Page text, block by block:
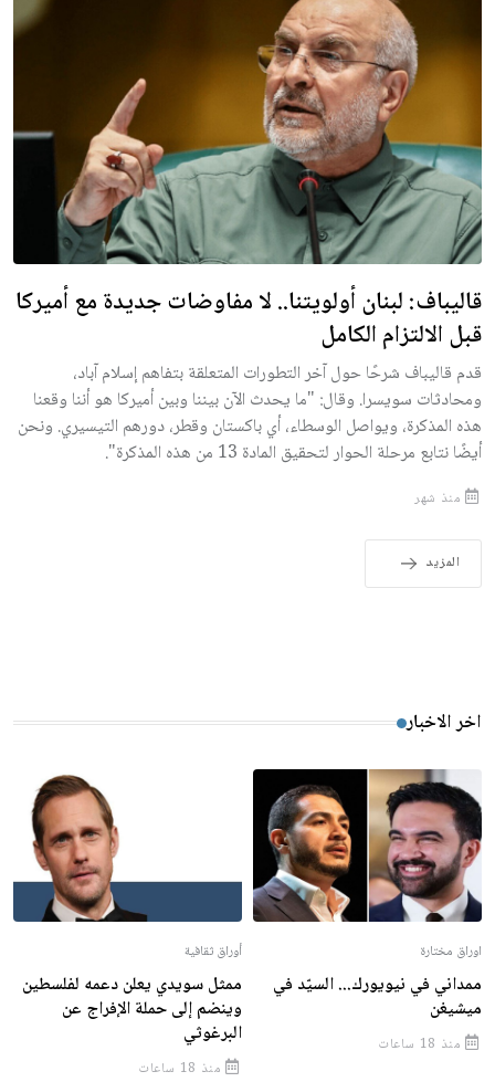
قاليباف: لبنان أولويتنا.. لا مفاوضات جديدة مع أميركا
قبل الالتزام الكامل
قدم قاليباف شرحًا حول آخر التطورات المتعلقة بتفاهم إسلام آباد،
ومحادثات سويسرا. وقال: "ما يحدث الآن بيننا وبين أميركا هو أننا وقعنا
هذه المذكرة، ويواصل الوسطاء، أي باكستان وقطر، دورهم التيسيري. ونحن
أيضًا نتابع مرحلة الحوار لتحقيق المادة 13 من هذه المذكرة".
منذ شهر
المزيد
اخر الاخبار
اوراق مختارة
ممداني في نيويورك... السيّد في
ميشيغن
منذ 18 ساعات
أوراق ثقافية
ممثل سويدي يعلن دعمه لفلسطين
وينضم إلى حملة الإفراج عن
البرغوثي
منذ 18 ساعات